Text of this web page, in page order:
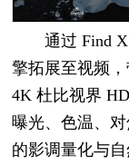
通过 Find
擎拓展至视频
4K 杜比视界
曝光、色温、
的影调量化与